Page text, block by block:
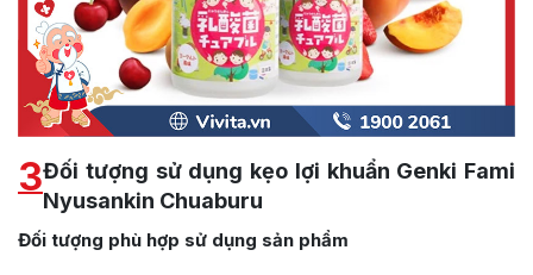
3Đối tượng sử dụng kẹo lợi khuẩn Genki Fami
Nyusankin Chuaburu
Đối tượng phù hợp sử dụng sản phẩm